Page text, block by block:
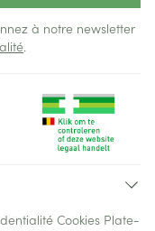
à notre newsletter
.
Cookies Plate-